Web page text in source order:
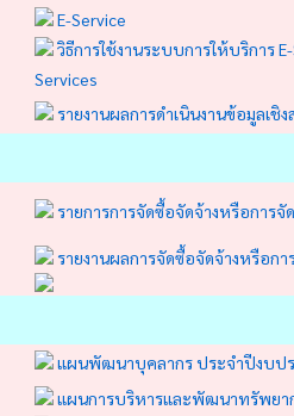
E-Service
วิธีการใช้งานระบบการให้บริการ
Services
รายงานผลการดำเนินงานข้อมูลเ
รายการการจัดซื้อจัดจ้างหรือการ
รายงานผลการจัดซื้อจัดจ้างหรือก
แผนพัฒนาบุคลากร ประจำปีงบป
แผนการบริหารและพัฒนาทรัพยา